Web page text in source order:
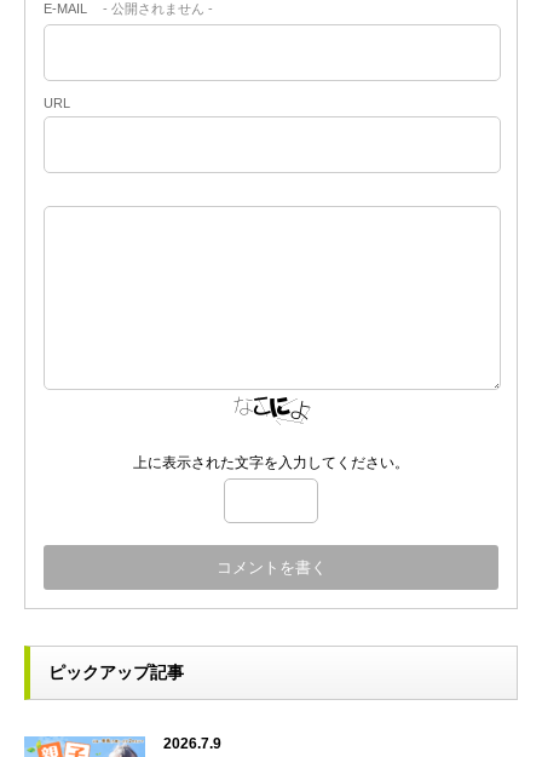
E-MAIL - 公開されません -
URL
上に表示された文字を入力してください。
ピックアップ記事
2026.7.9